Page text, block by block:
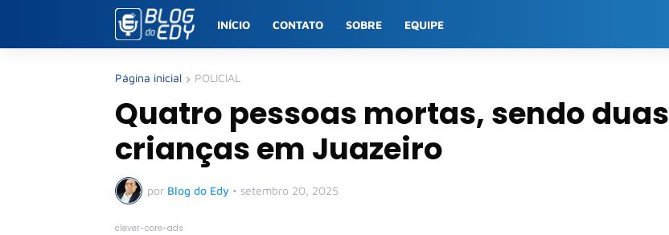
INÍCIO CONTATO SOBRE EQUIPE
Página inicial POLICIAL
Quatro pessoas mortas, sendo duas
crianças em Juazeiro
por Blog do Edy • setembro 20, 2025
clever-core-ads